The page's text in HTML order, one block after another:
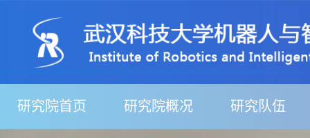
研究院首页 研究院概况 研究队伍